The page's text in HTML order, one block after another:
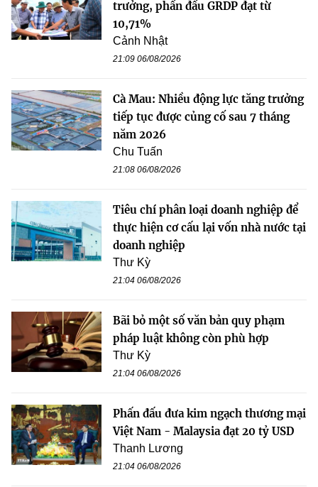
trưởng, phấn đấu GRDP đạt từ
10,71%
Cảnh Nhật
21:09 06/08/2026
Cà Mau: Nhiều động lực tăng trưởng
tiếp tục được củng cố sau 7 tháng
năm 2026
Chu Tuấn
21:08 06/08/2026
Tiêu chí phân loại doanh nghiệp để
thực hiện cơ cấu lại vốn nhà nước tại
doanh nghiệp
Thư Kỳ
21:04 06/08/2026
Bãi bỏ một số văn bản quy phạm
pháp luật không còn phù hợp
Thư Kỳ
21:04 06/08/2026
Phấn đấu đưa kim ngạch thương mại
Việt Nam - Malaysia đạt 20 tỷ USD
Thanh Lương
21:04 06/08/2026